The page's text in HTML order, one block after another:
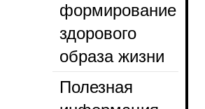
формирование
здорового
образа жизни
Полезная